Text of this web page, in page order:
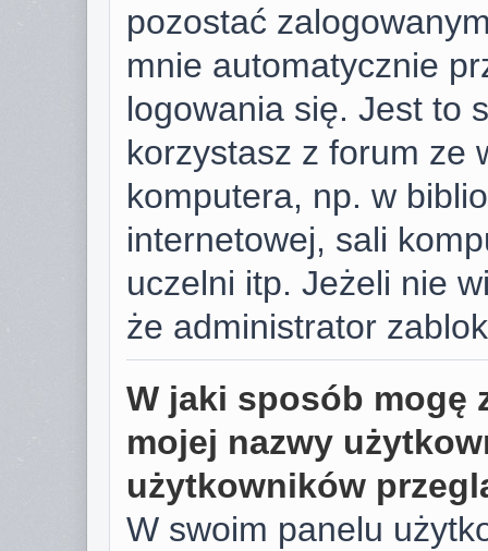
pozostać
mnie automatycznie
logowania się. Jest to
korzystasz z forum ze
komputera, np. w
internetowej, sali
uczelni itp. Jeżeli nie
że administrator
W jaki sposób mogę
mojej nazwy
użytkowników
W swoim panelu